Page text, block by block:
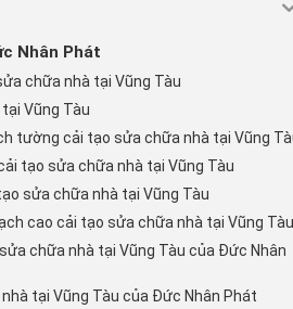
Nhân Phát
chữa nhà tại Vũng Tàu
Vũng Tàu
tường cải tạo sửa chữa nhà tại Vũng
tạo sửa chữa nhà tại Vũng Tàu
sửa chữa nhà tại Vũng Tàu
cao cải tạo sửa chữa nhà tại Vũng Tàu
chữa nhà tại Vũng Tàu của Đức Nhân
tại Vũng Tàu của Đức Nhân Phát